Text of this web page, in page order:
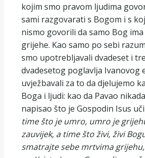
kojim smo pravom ljudima
sami razgovarati s Bogom i s
nismo govorili da samo Bog
grijehe. Kao samo po sebi
smo upotrebljavali dvadeset i
dvadesetog poglavlja Ivanovog
uvježbavali za to da djelujemo
Boga i ljudi: kao da Pavao
napisao što je Gospodin Isus
time što je umro, umro je
zauvijek, a time što živi, živi
smatrajte sebe mrtvima